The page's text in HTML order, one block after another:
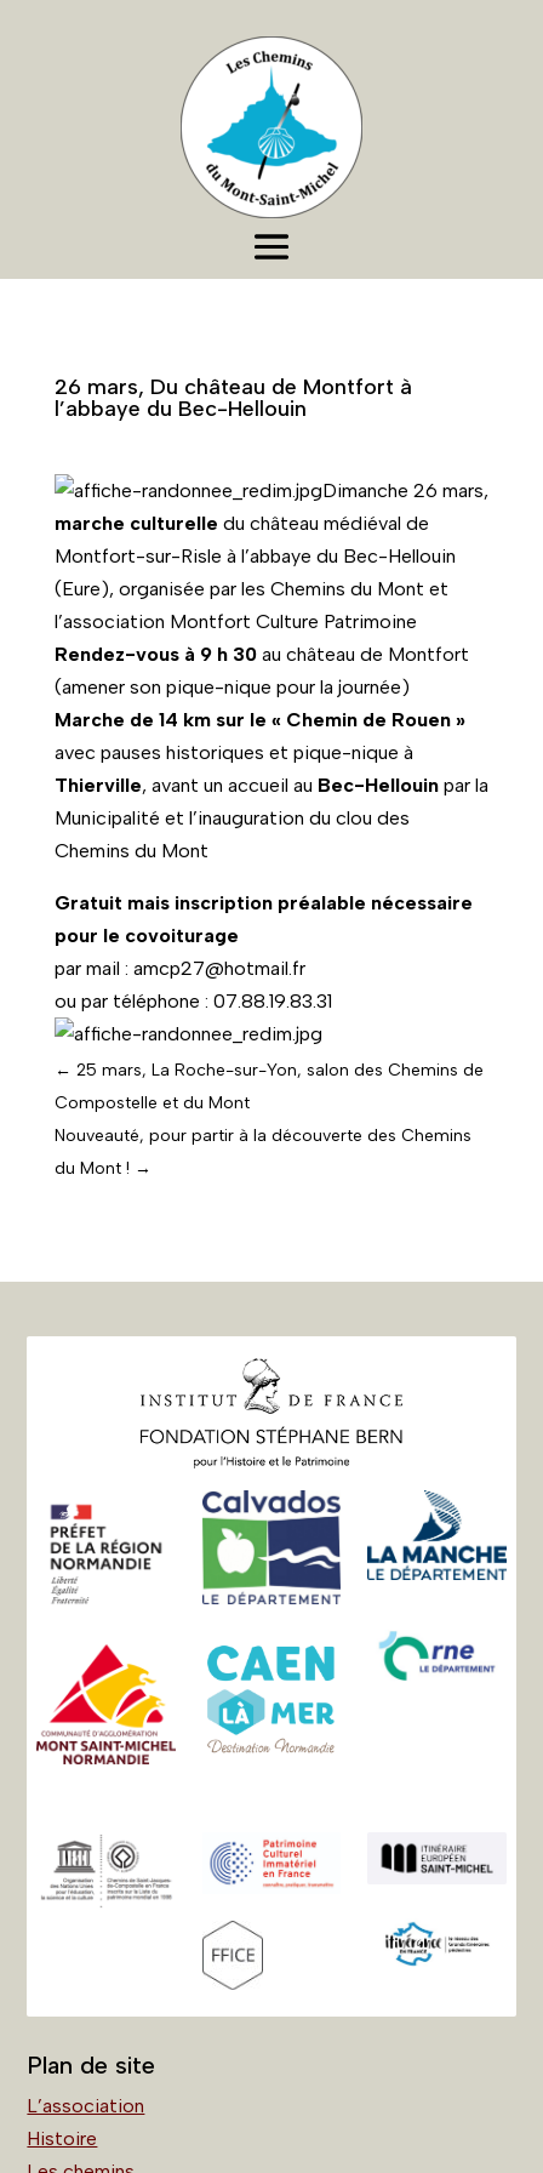
26 mars, Du château de Montfort à
l’abbaye du Bec-Hellouin
Dimanche 26 mars,
marche culturelle du château médiéval de
Montfort-sur-Risle à l’abbaye du Bec-Hellouin
(Eure), organisée par les Chemins du Mont et
l’association Montfort Culture Patrimoine
Rendez-vous à 9 h 30au château de Montfort
(amener son pique-nique pour la journée)
Marche de 14 km sur le « Chemin de Rouen »
avec pauses historiques et pique-nique à
Thierville, avant un accueil au Bec-Hellouinpar la
Municipalité et l’inauguration du clou des
Chemins du Mont
Gratuit mais inscription préalable nécessaire
pour le covoiturage
par mail : amcp27@hotmail.fr
ou par téléphone : 07.88.19.83.31
← 25 mars, La Roche-sur-Yon, salon des Chemins de
Compostelle et du Mont
Nouveauté, pour partir à la découverte des Chemins
du Mont ! →
Plan de site
L’association
Histoire